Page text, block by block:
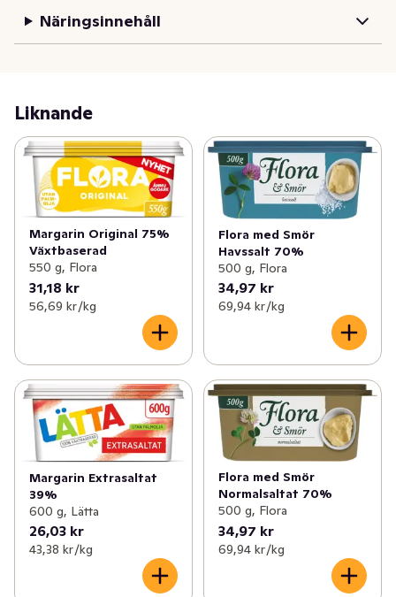
Näringsinnehåll
Liknande
Margarin Original 75%
Växtbaserad
550 g, Flora
31,18 kr
56,69 kr /kg
Flora med Smör
Havssalt 70%
500 g, Flora
34,97 kr
69,94 kr /kg
Margarin Extrasaltat
39%
600 g, Lätta
26,03 kr
43,38 kr /kg
Flora med Smör
Normalsaltat 70%
500 g, Flora
34,97 kr
69,94 kr /kg